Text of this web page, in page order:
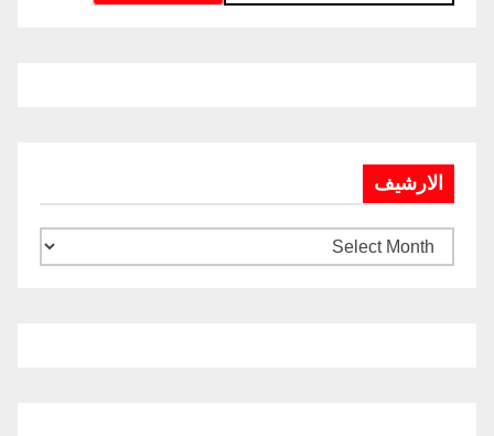
الارشيف